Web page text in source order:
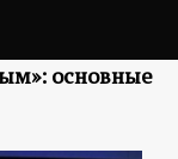
основные